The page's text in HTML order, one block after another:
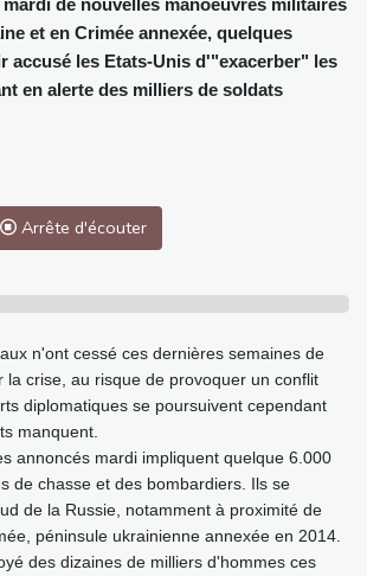
et en Crimée annexée, quelques
accusé les Etats-Unis d'"exacerber" les
en alerte des milliers de soldats
Arrête d'écouter
n'ont cessé ces dernières semaines de
la crise, au risque de provoquer un conflit
diplomatiques se poursuivent cependant
manquent.
annoncés mardi impliquent quelque 6.000
de chasse et des bombardiers. Ils se
de la Russie, notamment à proximité de
péninsule ukrainienne annexée en 2014.
des dizaines de milliers d'hommes ces